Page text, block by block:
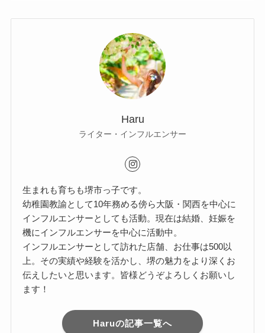
Haru
ライター・インフルエンサー
生まれも育ちも堺市っ子です。
幼稚園教諭として10年務める傍ら大阪・関西を中心に
インフルエンサーとしても活動。現在は結婚、妊娠を
機にインフルエンサーを中心に活動中。
インフルエンサーとして訪れた店舗、お仕事は500以
上。その実績や経験を活かし、堺の魅力をより深くお
伝えしたいと思います。皆様どうぞよろしくお願いし
ます！
Haruの記事一覧へ